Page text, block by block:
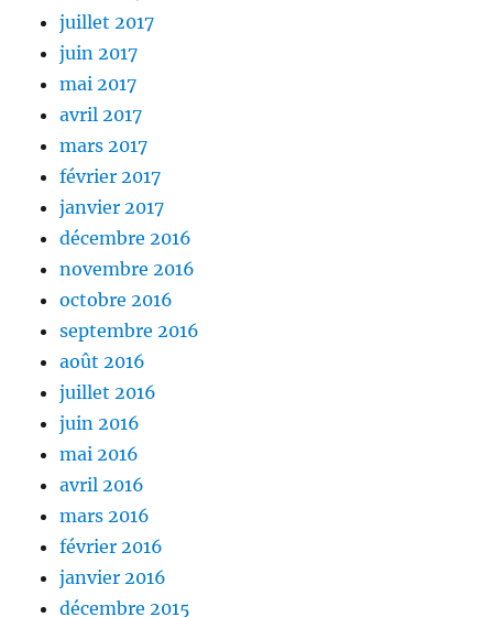
juillet 2017
juin 2017
mai 2017
avril 2017
mars 2017
février 2017
janvier 2017
décembre 2016
novembre 2016
octobre 2016
septembre 2016
août 2016
juillet 2016
juin 2016
mai 2016
avril 2016
mars 2016
février 2016
janvier 2016
décembre 2015